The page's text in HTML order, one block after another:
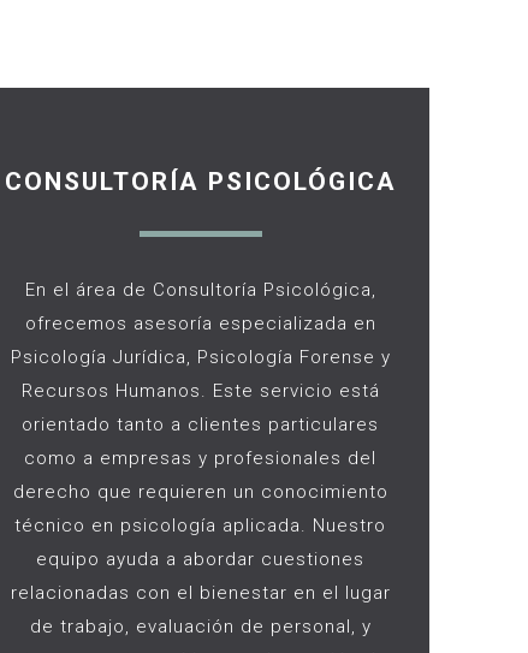
CONSULTORÍA PSICOLÓGICA
En el área de Consultoría Psicológica,
ofrecemos asesoría especializada en
Psicología Jurídica, Psicología Forense y
Recursos Humanos. Este servicio está
orientado tanto a clientes particulares
como a empresas y profesionales del
derecho que requieren un conocimiento
técnico en psicología aplicada. Nuestro
equipo ayuda a abordar cuestiones
relacionadas con el bienestar en el lugar
de trabajo, evaluación de personal, y